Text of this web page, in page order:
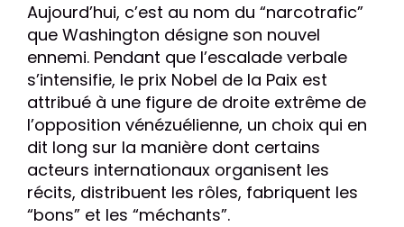
Aujourd’hui, c’est au nom du “narcotrafic”
que Washington désigne son nouvel
ennemi. Pendant que l’escalade verbale
s’intensifie, le prix Nobel de la Paix est
attribué à une figure de droite extrême de
l’opposition vénézuélienne, un choix qui en
dit long sur la manière dont certains
acteurs internationaux organisent les
récits, distribuent les rôles, fabriquent les
“bons” et les “méchants”.